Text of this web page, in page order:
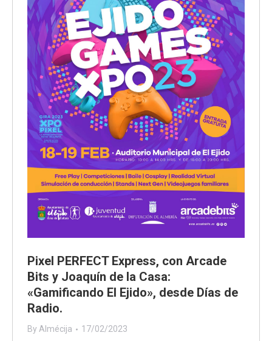
Pixel PERFECT Express, con Arcade
Bits y Joaquín de la Casa:
«Gamificando El Ejido», desde Días de
Radio.
By Almécija 17/02/2023